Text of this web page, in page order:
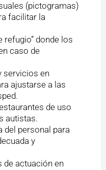
(pictogramas)
facilitar la
refugio” donde los
caso de
servicios en
ajustarse a las
de uso
autistas.
del personal para
y
de actuación en